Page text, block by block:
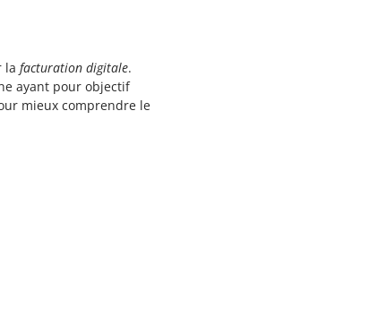
la facturation digitale.
ayant pour objectif
mieux comprendre le